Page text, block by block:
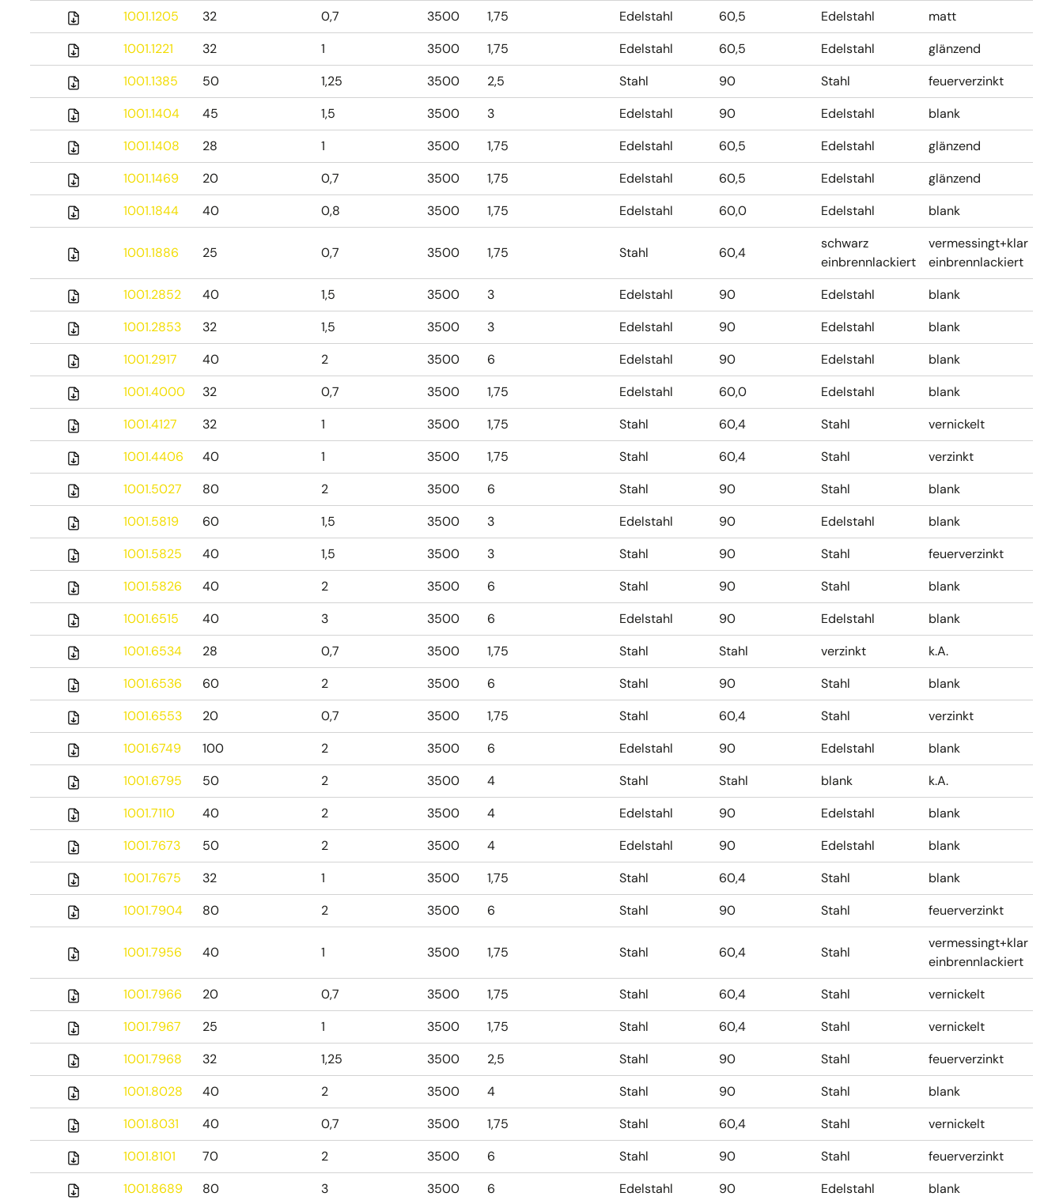
1001.1205
32 0,7 3500 1,75 Edelstahl 60,5 Edelstahl
matt
1001.1221
32 1 3500 1,75 Edelstahl 60,5 Edelstahl
glänzend
1001.1385
50 1,25 3500 2,5 Stahl 90 Stahl
feuerverzinkt
1001.1404
45 1,5 3500 3 Edelstahl 90 Edelstahl
blank
1001.1408
28 1 3500 1,75 Edelstahl 60,5 Edelstahl
glänzend
1001.1469
20 0,7 3500 1,75 Edelstahl 60,5 Edelstahl
glänzend
1001.1844
40 0,8 3500 1,75 Edelstahl 60,0 Edelstahl blank
1001.1886 25 0,7 3500 1,75 Stahl 60,4
schwarz
einbrennlackiert
vermessingt+klar
einbrennlackiert
1001.2852
40 1,5 3500 3 Edelstahl 90 Edelstahl
blank
1001.2853
32 1,5 3500 3 Edelstahl 90 Edelstahl
blank
1001.2917
40 2 3500 6 Edelstahl 90 Edelstahl
blank
1001.4000
32 0,7 3500 1,75 Edelstahl 60,0 Edelstahl
blank
1001.4127
32 1 3500 1,75 Stahl 60,4 Stahl
vernickelt
1001.4406
40 1 3500 1,75 Stahl 60,4 Stahl
verzinkt
1001.5027
80 2 3500 6 Stahl 90 Stahl
blank
1001.5819
60 1,5 3500 3 Edelstahl 90 Edelstahl
blank
1001.5825
40 1,5 3500 3 Stahl 90 Stahl
feuerverzinkt
1001.5826
40 2 3500 6 Stahl 90 Stahl
blank
1001.6515
40 3 3500 6 Edelstahl 90 Edelstahl
blank
1001.6534
28 0,7 3500 1,75 Stahl Stahl verzinkt
k.A.
1001.6536
60 2 3500 6 Stahl 90 Stahl
blank
1001.6553
20 0,7 3500 1,75 Stahl 60,4 Stahl
verzinkt
1001.6749
100 2 3500 6 Edelstahl 90 Edelstahl
blank
1001.6795
50 2 3500 4 Stahl Stahl blank
k.A.
1001.7110
40 2 3500 4 Edelstahl 90 Edelstahl
blank
1001.7673
50 2 3500 4 Edelstahl 90 Edelstahl
blank
1001.7675
32 1 3500 1,75 Stahl 60,4 Stahl
blank
1001.7904
80 2 3500 6 Stahl 90 Stahl feuerverzinkt
1001.7956 40 1 3500 1,75 Stahl 60,4 Stahl
vermessingt+klar
einbrennlackiert
1001.7966
20 0,7 3500 1,75 Stahl 60,4 Stahl
vernickelt
1001.7967
25 1 3500 1,75 Stahl 60,4 Stahl
vernickelt
1001.7968
32 1,25 3500 2,5 Stahl 90 Stahl
feuerverzinkt
1001.8028
40 2 3500 4 Stahl 90 Stahl
blank
1001.8031
40 0,7 3500 1,75 Stahl 60,4 Stahl
vernickelt
1001.8101
70 2 3500 6 Stahl 90 Stahl
feuerverzinkt
1001.8689
80 3 3500 6 Edelstahl 90 Edelstahl blank